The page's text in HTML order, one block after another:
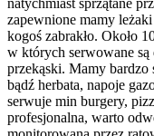
zapewnione mamy
kogoś zabrakło. Około
w których serwowane
przekąski. Mamy
bądź herbata, napoje
serwuje min burgery,
profesjonalna, warto